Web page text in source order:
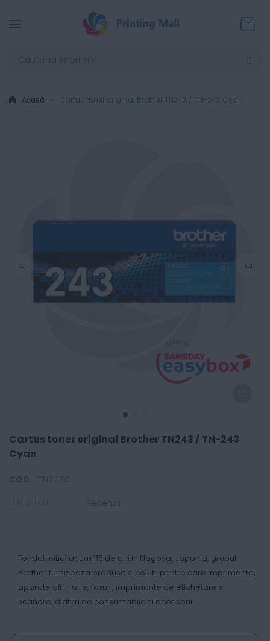
Acasă Cartus toner original Brother TN243 / TN-243 Cyan
Cartus toner original Brother TN243 / TN-243
Cyan
Fondat initial acum 115 de ani in Nagoya, Japonia, grupul
Brother furnizeaza produse si solutii printre care imprimante,
aparate all in one, faxuri, imprimante de etichetare si
scanere, alaturi de consumabile si accesorii.